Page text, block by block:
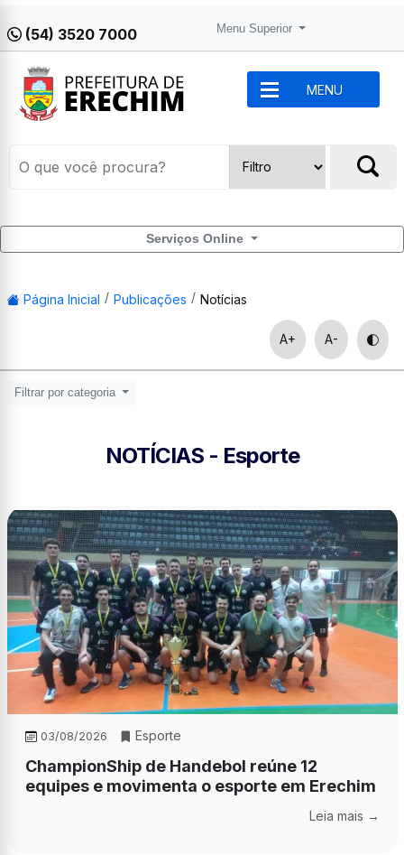
(54) 3520 7000 Menu Superior
MENU
Serviços Online
Página Inicial Publicações Notícias
A+ A-
Filtrar por categoria
NOTÍCIAS - Esporte
03/08/2026 Esporte
ChampionShip de Handebol reúne 12
equipes e movimenta o esporte em Erechim
Leia mais →